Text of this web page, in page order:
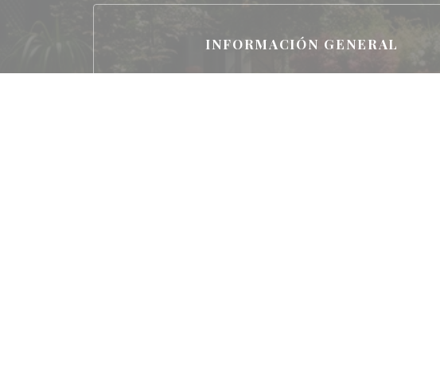
INFORMACIÓN GENERAL